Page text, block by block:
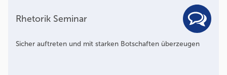
Rhetorik Seminar
Sicher auftreten und mit starken Botschaften überzeugen